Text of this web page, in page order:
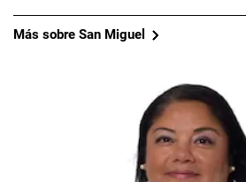
Más sobre San Miguel